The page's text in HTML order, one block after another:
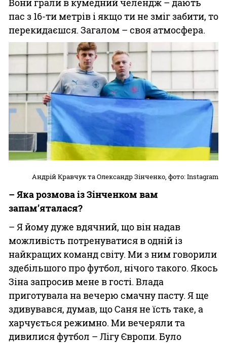
пас з 16-ти метрів і якщо ти не зміг забити, то
перекидаєшся. Загалом – своя атмосфера.
Андрій Кравчук та Олександр Зінченко, фото: Instagram
– Яка розмова із Зінченком вам
запам’яталася?
– Я йому дуже вдячний, що він надав
можливість потренуватися в одній із
найкращих команд світу. Ми з ним говорили
здебільшого про футбол, нічого такого. Якось
Зіна запросив мене в гості. Влада
приготувала на вечерю смачну пасту. Я ще
здивувався, думав, що Саня не їсть таке, а
харчується режимно. Ми вечеряли та
дивилися футбол – Лігу Європи. Було